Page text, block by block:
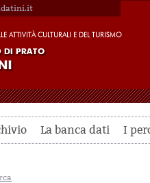
La banca dati I